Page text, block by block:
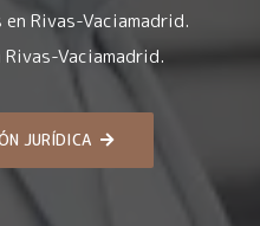
Rivas-Vaciamadrid.
Vaciamadrid.
JURÍDICA